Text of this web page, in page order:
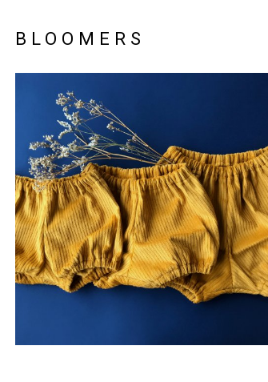
BLOOMERS